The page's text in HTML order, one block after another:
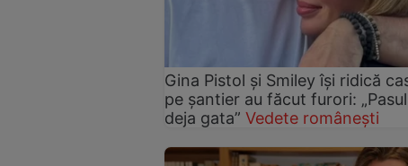
Gina Pistol și Smiley își ridică
pe șantier au făcut furori:
deja gata” Vedete românești